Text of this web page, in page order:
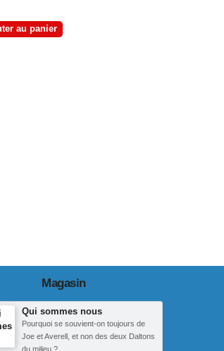
au panier
Magasin
Qui sommes nous
Pourquoi se souvient-on toujours de
Joe et Averell, et non des deux Daltons
du milieu ?